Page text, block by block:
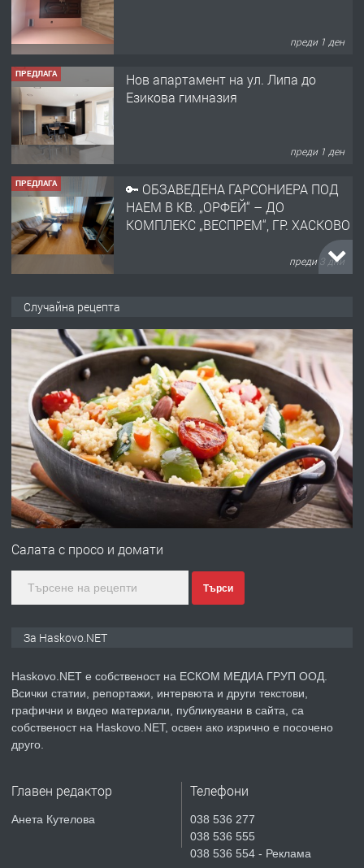
ПРЕДЛАГА
ПРЕДЛАГА
ПРЕДЛАГА
АПАРТАМЕНТ В ЦЕНТЪРА НА ГР.
ПРЕДЛАГА Давам гараж под наем
преди 4 дни
ПРЕДЛАГА
№4120 Магазин/Офис под наем в кв.
Любен Каравелов, Хасково-близо до
градската градина!
преди 4 дни
ПРОСТОРЕН ТРИСТАЕН
АПАРТАМЕНТ В НОВА СГРАДА КВ.
КУБА
ПРЕДЛАГА
Продавам парцел в гр. Хасково кв.
Хисаря до ток, вода,канализация,
асфалт 0889 537 426
СГЛОБЯВАНЕ НА МЕБЕЛИ.
преди 4 дни
Случайна рецепта
Салата с просо и домати
Търси
За Haskovo.NET
Haskovo.NET е собственост на ЕСКОМ МЕДИА ГРУП ООД.
Всички статии, репортажи, интервюта и други текстови,
графични и видео материали, публикувани в сайта, са
собственост на Haskovo.NET, освен ако изрично е посочено
друго.
Главен редактор
Анета Кутелова
Телефони
038 536 277
038 536 555
038 536 554 - Реклама